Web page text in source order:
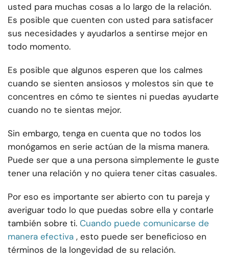
usted para muchas cosas a lo largo de la relación.
Es posible que cuenten con usted para satisfacer
sus necesidades y ayudarlos a sentirse mejor en
todo momento.
Es posible que algunos esperen que los calmes
cuando se sienten ansiosos y molestos sin que te
concentres en cómo te sientes ni puedas ayudarte
cuando no te sientas mejor.
Sin embargo, tenga en cuenta que no todos los
monógamos en serie actúan de la misma manera.
Puede ser que a una persona simplemente le guste
tener una relación y no quiera tener citas casuales.
Por eso es importante ser abierto con tu pareja y
averiguar todo lo que puedas sobre ella y contarle
también sobre ti. Cuando puede comunicarse de
manera efectiva , esto puede ser beneficioso en
términos de la longevidad de su relación.